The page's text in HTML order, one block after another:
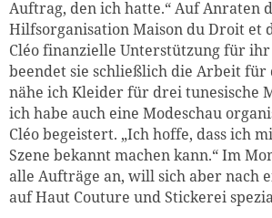
Auftrag, den ich hatte.“ Auf Anraten
Hilfsorganisation Maison du Droit et
Cléo finanzielle Unterstützung für ihr
beendet sie schließlich die Arbeit für
nähe ich Kleider für drei tunesische
ich habe auch eine Modeschau
Cléo begeistert. „Ich hoffe, dass ich
Szene bekannt machen kann.“ Im
alle Aufträge an, will sich aber nach
auf Haut Couture und Stickerei